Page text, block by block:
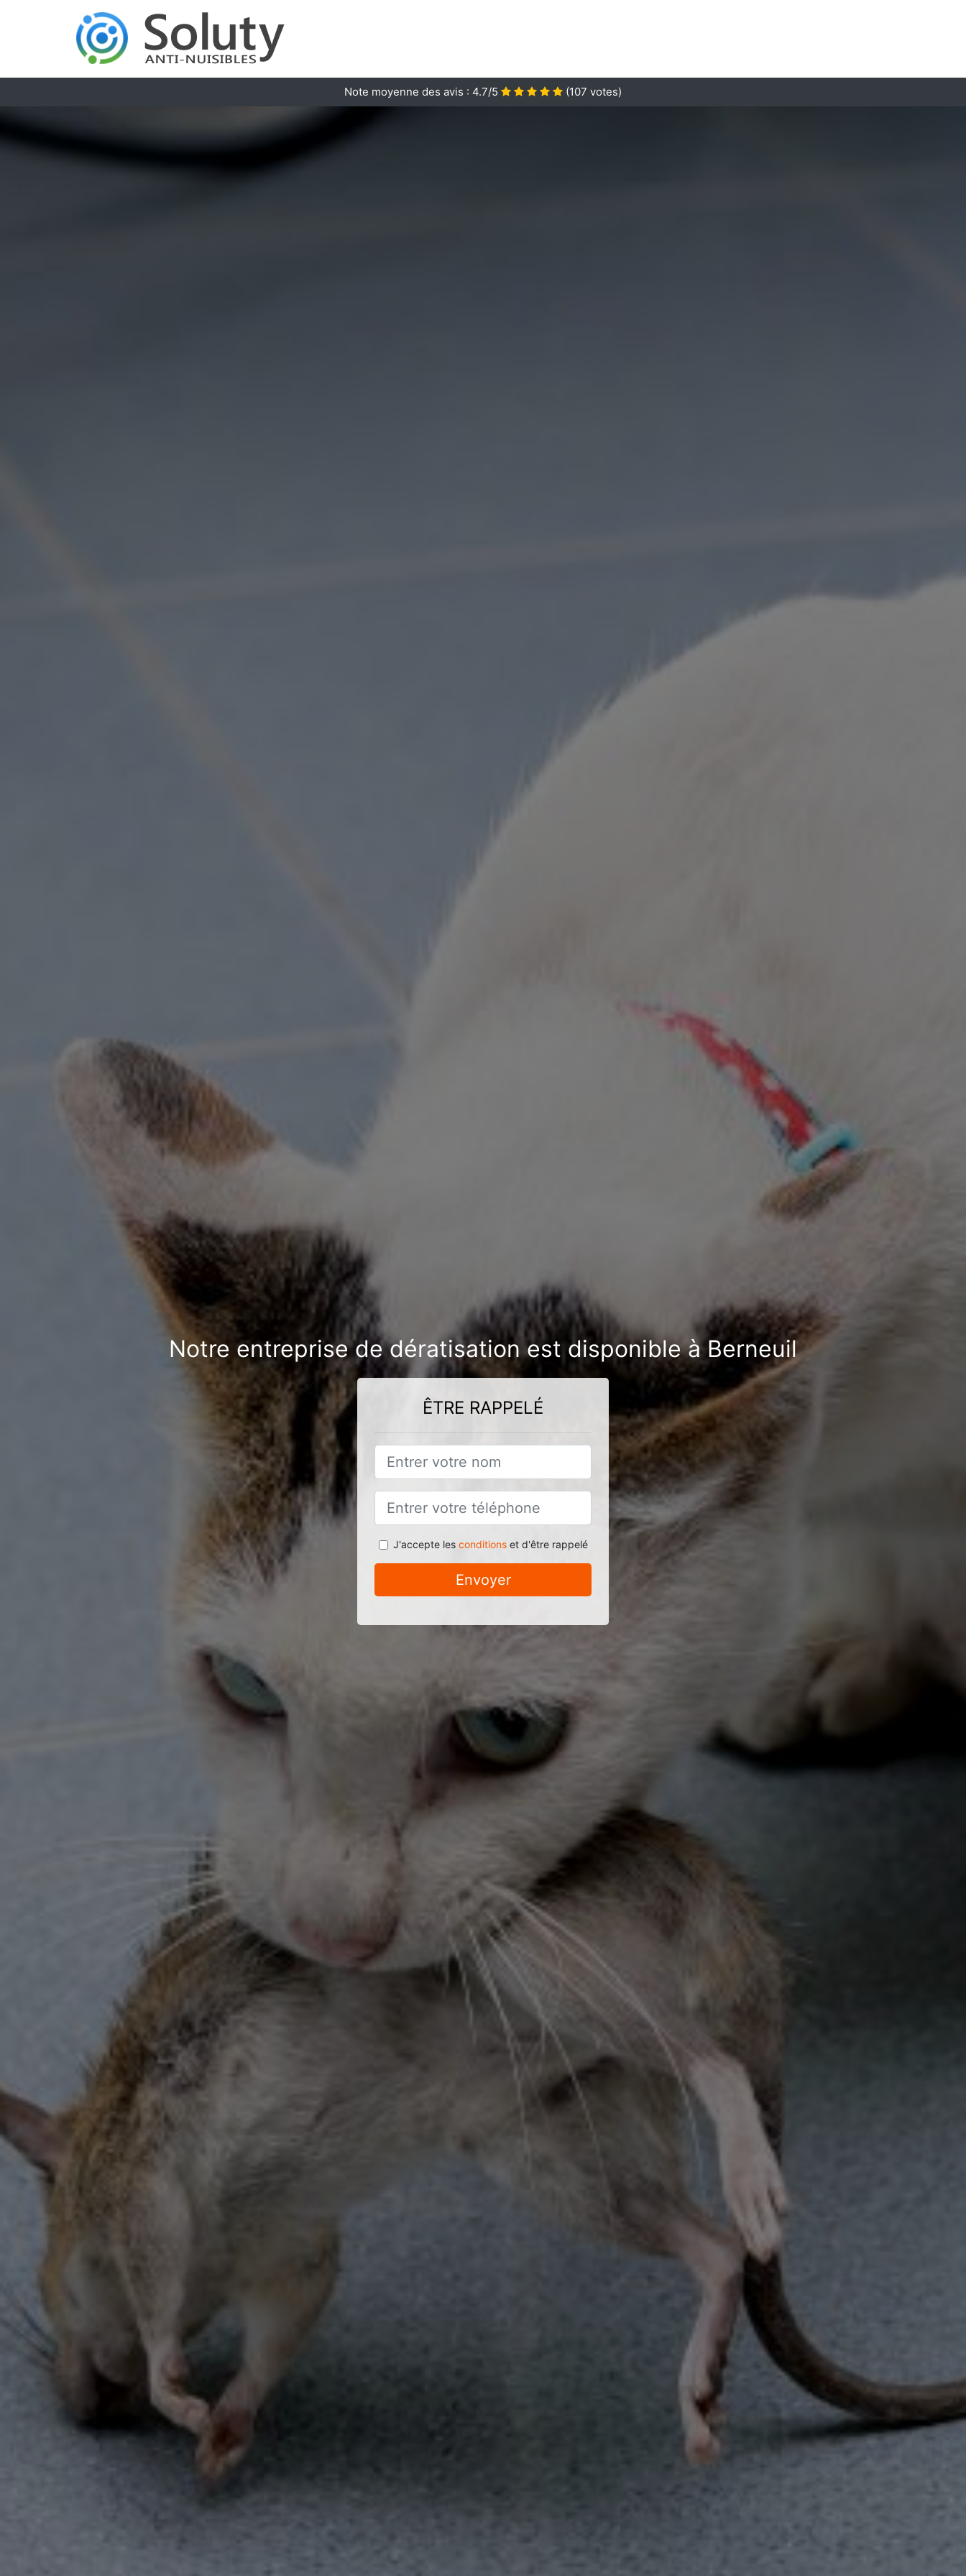
Note moyenne des avis : 4.7/5 (107 votes)
Notre entreprise de dératisation est disponible à Berneuil
ÊTRE RAPPELÉ
J'accepte les conditionset d'être rappelé
Envoyer